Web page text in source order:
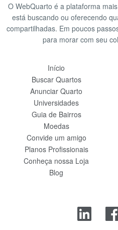
O WebQuarto é a plataforma
está buscando ou oferecendo
compartilhadas. Em poucos
para morar com seu
Início
Buscar Quartos
Anunciar Quarto
Universidades
Guia de Bairros
Moedas
Convide um amigo
Planos Profissionais
Conheça nossa Loja
Blog